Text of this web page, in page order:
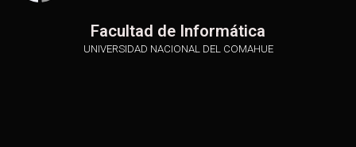
Facultad de Informática
UNIVERSIDAD NACIONAL DEL COMAHUE